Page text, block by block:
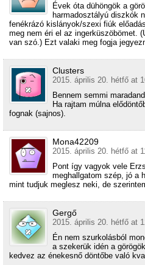
Évek óta dühöngök a
harmadosztályú diszkók
fenékrázó kislányok/szexi fiúk
meg nem éri el az ingerküszöbömet.
van szó.) Ezt valaki meg fogja
Clusters
2015. április 20. hétfő at
Bennem semmi
Ha rajtam múlna
fognak (sajnos).
Mona42209
2015. április 20. hétfő at
Pont így vagyok vele
meghallgatom szép, jó a
mint tudjuk meglesz neki, de
Gergő
2015. április 20. hétfő at
Én nem szurkolásból
a szekerük idén a
kedvez az énekesnő döntőbe való